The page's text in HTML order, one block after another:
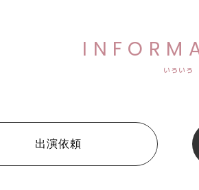
いろいろ
出演依頼